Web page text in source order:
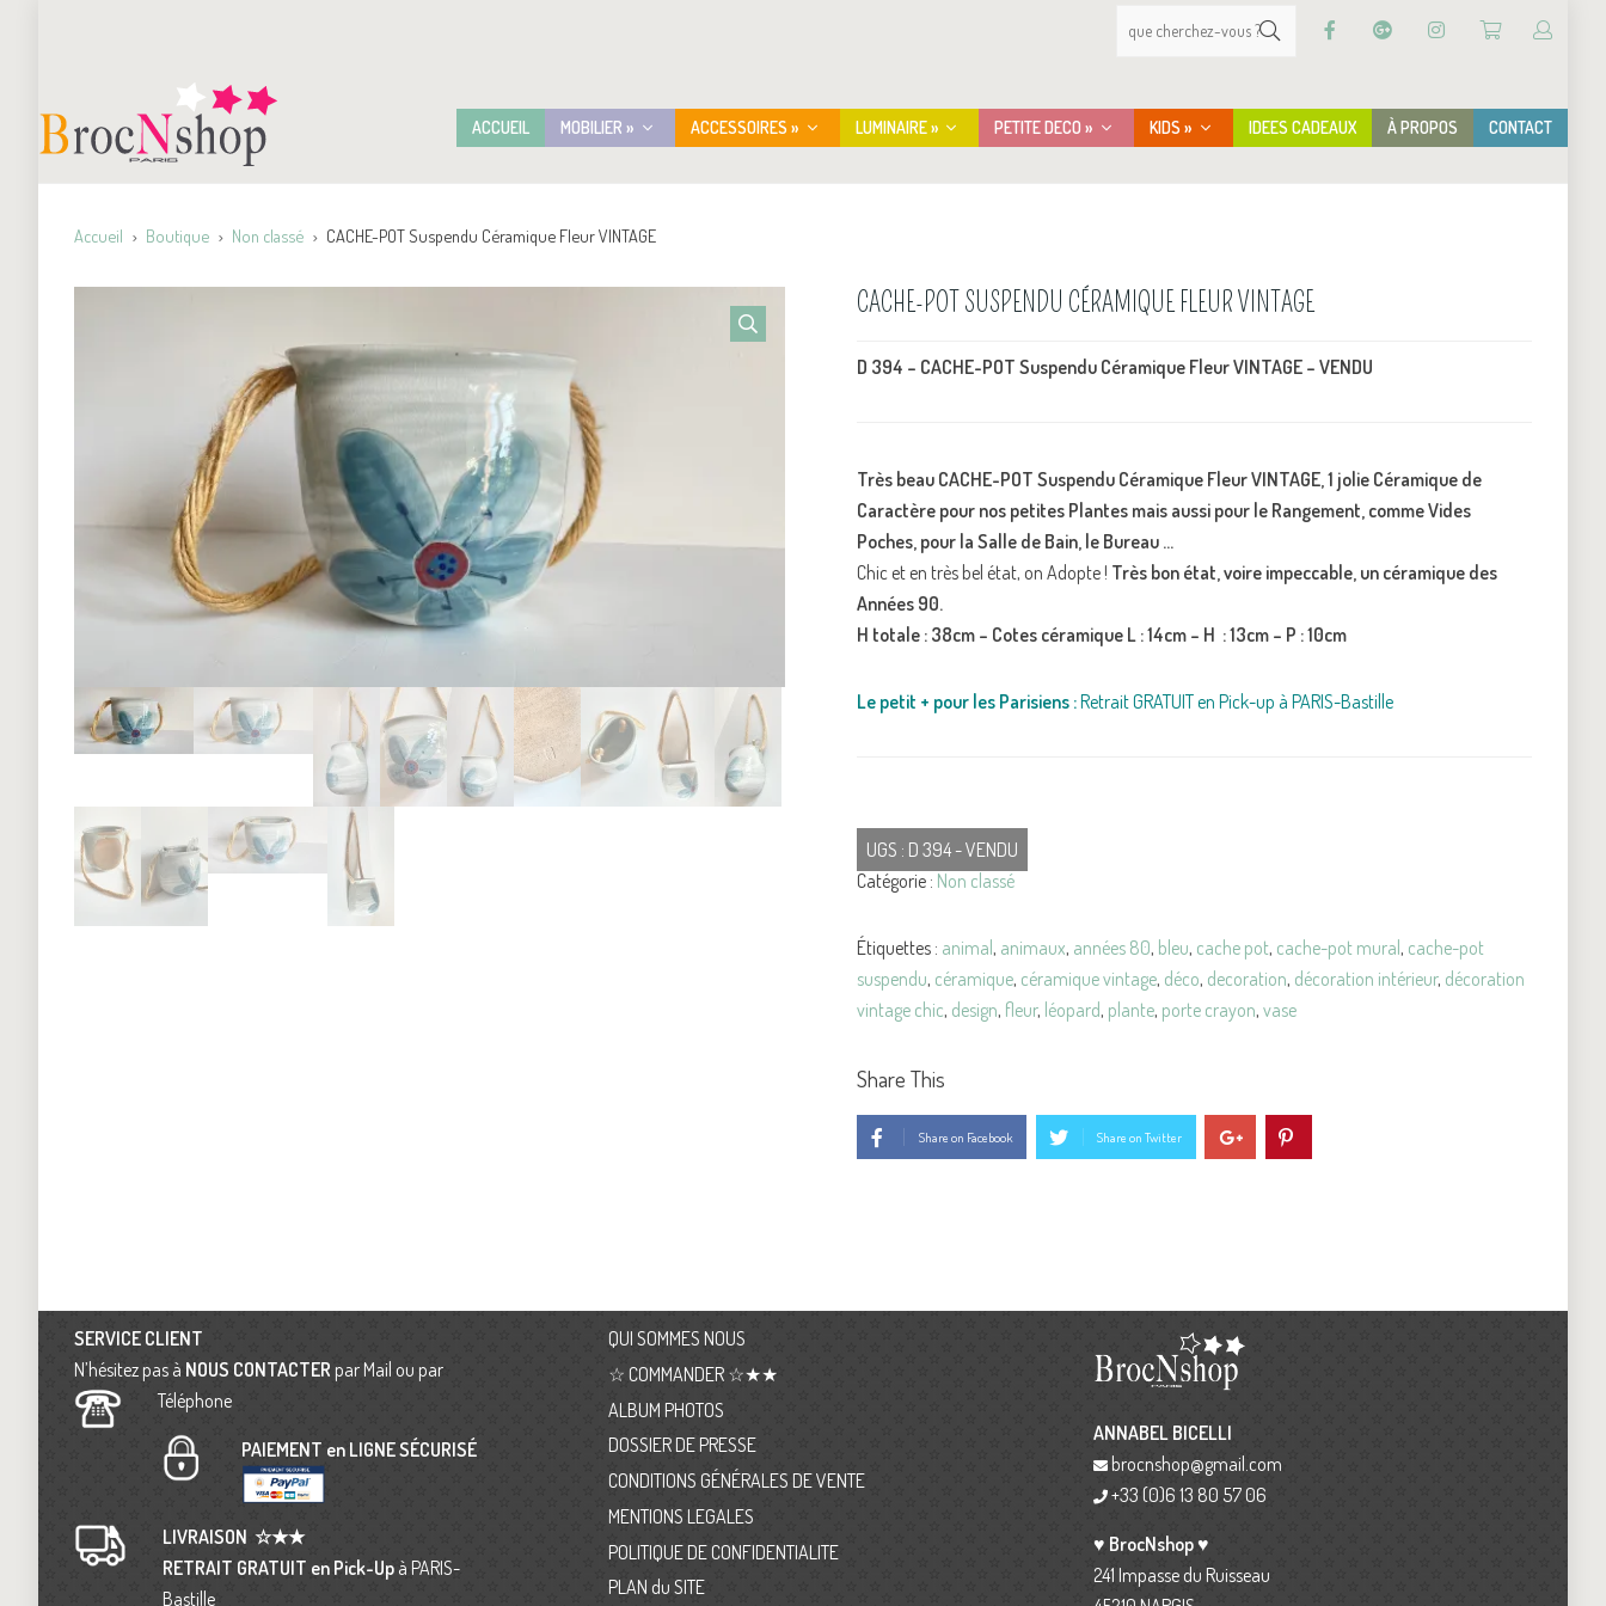
ACCUEIL MOBILIER » ACCESSOIRES » LUMINAIRE » PETITE DECO » KIDS » IDEES CADEAUX À PROPOS CONTACT
Accueil Boutique Non classé CACHE-POT Suspendu Céramique Fleur VINTAGE
CACHE-POT SUSPENDU CÉRAMIQUE FLEUR VINTAGE
D 394 – CACHE-POT Suspendu Céramique Fleur VINTAGE – VENDU
Très beau CACHE-POT Suspendu Céramique Fleur VINTAGE, 1 jolie Céramique de
Caractère pour nos petites Plantes mais aussi pour le Rangement, comme Vides
Poches, pour la Salle de Bain, le Bureau …
Chic et en très bel état, on Adopte ! Très bon état, voire impeccable, un céramique des
Années 90.
H totale : 38cm – Cotes céramique L : 14cm – H : 13cm – P : 10cm
Le petit + pour les Parisiens :Retrait GRATUIT en Pick-up à PARIS-Bastille
UGS : D 394 - VENDU
Catégorie : Non classé
Étiquettes : animal, animaux, années 80, bleu, cache pot, cache-pot mural, cache-pot
suspendu, céramique, céramique vintage, déco, decoration, décoration intérieur, décoration
vintage chic, design, fleur, léopard, plante, porte crayon, vase
Share This
Share on Facebook Share on Twitter
SERVICE CLIENT
N’hésitez pas à NOUS CONTACTER par Mail ou par
Téléphone
PAIEMENT en LIGNE SÉCURISÉ
LIVRAISON ☆★★
RETRAIT GRATUIT en Pick-Up à PARIS-
Bastille
QUI SOMMES NOUS
☆ COMMANDER ☆★★
ALBUM PHOTOS
DOSSIER DE PRESSE
CONDITIONS GÉNÉRALES DE VENTE
MENTIONS LEGALES
POLITIQUE DE CONFIDENTIALITE
PLAN du SITE
ANNABEL BICELLI
brocnshop@gmail.com
+33 (0)6 13 80 57 06
♥ BrocNshop ♥
241 Impasse du Ruisseau